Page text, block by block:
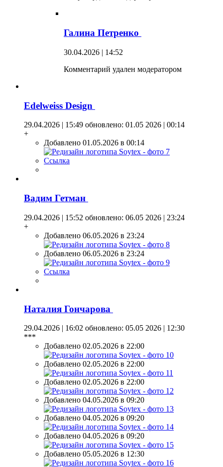
Галина Петренко
30.04.2026 | 14:52
Комментарий удален модератором
Edelweiss Design
29.04.2026 | 15:49 обновлено: 01.05 2026 | 00:14
+
Добавлено 01.05.2026 в 00:14
Ссылка
Вадим Гетман
29.04.2026 | 15:52 обновлено: 06.05 2026 | 23:24
+
Добавлено 06.05.2026 в 23:24
Добавлено 06.05.2026 в 23:24
Ссылка
Наталия Гончарова
29.04.2026 | 16:02 обновлено: 05.05 2026 | 12:30
***
Добавлено 02.05.2026 в 22:00
Добавлено 02.05.2026 в 22:00
Добавлено 02.05.2026 в 22:00
Добавлено 04.05.2026 в 09:20
Добавлено 04.05.2026 в 09:20
Добавлено 04.05.2026 в 09:20
Добавлено 05.05.2026 в 12:30